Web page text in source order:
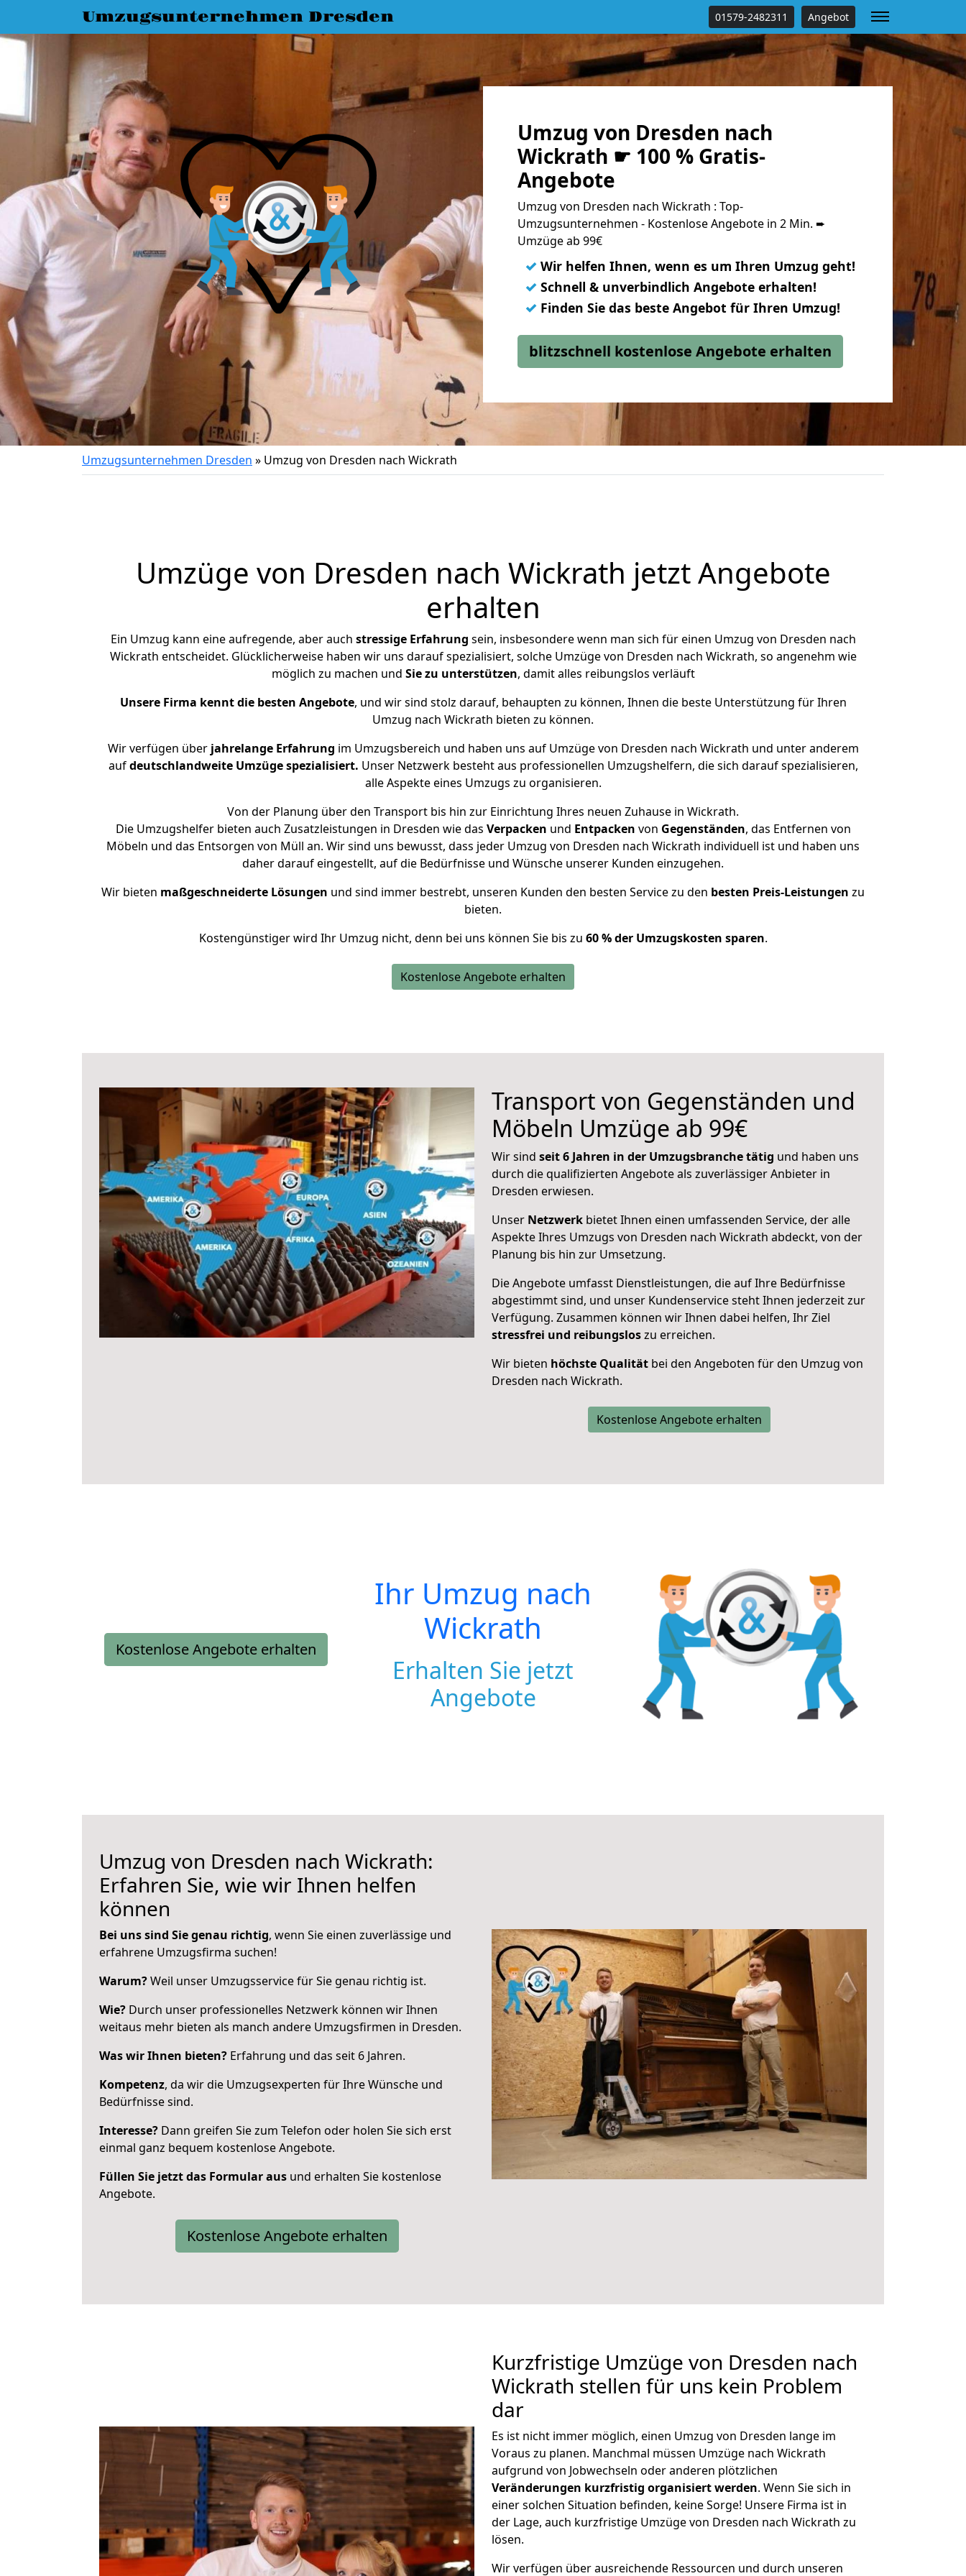
Umzugsunternehmen Dresden 01579-2482311 Angebot
Umzug von Dresden nach
Wickrath ☛ 100 % Gratis-
Angebote
Umzug von Dresden nach Wickrath : Top-
Umzugsunternehmen - Kostenlose Angebote in 2 Min. ➨
Umzüge ab 99€
✓ Wir helfen Ihnen, wenn es um Ihren Umzug geht!
✓ Schnell & unverbindlich Angebote erhalten!
✓ Finden Sie das beste Angebot für Ihren Umzug!
blitzschnell kostenlose Angebote erhalten
Umzugsunternehmen Dresden » Umzug von Dresden nach Wickrath
Umzüge von Dresden nach Wickrath jetzt Angebote
erhalten
Ein Umzug kann eine aufregende, aber auch stressige Erfahrung sein, insbesondere wenn man sich für einen Umzug von Dresden nach
Wickrath entscheidet. Glücklicherweise haben wir uns darauf spezialisiert, solche Umzüge von Dresden nach Wickrath, so angenehm wie
möglich zu machen und Sie zu unterstützen, damit alles reibungslos verläuft
Unsere Firma kennt die besten Angebote, und wir sind stolz darauf, behaupten zu können, Ihnen die beste Unterstützung für Ihren
Umzug nach Wickrath bieten zu können.
Wir verfügen überjahrelange Erfahrung im Umzugsbereich und haben uns auf Umzüge von Dresden nach Wickrath und unter anderem
aufdeutschlandweite Umzüge spezialisiert. Unser Netzwerk besteht aus professionellen Umzugshelfern, die sich darauf spezialisieren,
alle Aspekte eines Umzugs zu organisieren.
Von der Planung über den Transport bis hin zur Einrichtung Ihres neuen Zuhause in Wickrath.
Die Umzugshelfer bieten auch Zusatzleistungen in Dresden wie das Verpacken und Entpacken von Gegenständen, das Entfernen von
Möbeln und das Entsorgen von Müll an. Wir sind uns bewusst, dass jeder Umzug von Dresden nach Wickrath individuell ist und haben uns
daher darauf eingestellt, auf die Bedürfnisse und Wünsche unserer Kunden einzugehen.
Wir bieten maßgeschneiderte Lösungen und sind immer bestrebt, unseren Kunden den besten Service zu den besten Preis-Leistungen zu
bieten.
Kostengünstiger wird Ihr Umzug nicht, denn bei uns können Sie bis zu 60 % der Umzugskosten sparen.
Kostenlose Angebote erhalten
Transport von Gegenständen und
Möbeln Umzüge ab 99€
Wir sind seit 6 Jahren in der Umzugsbranche tätig und haben uns
durch die qualifizierten Angebote als zuverlässiger Anbieter in
Dresden erwiesen.
Unser Netzwerk bietet Ihnen einen umfassenden Service, der alle
Aspekte Ihres Umzugs von Dresden nach Wickrath abdeckt, von der
Planung bis hin zur Umsetzung.
Die Angebote umfasst Dienstleistungen, die auf Ihre Bedürfnisse
abgestimmt sind, und unser Kundenservice steht Ihnen jederzeit zur
Verfügung. Zusammen können wir Ihnen dabei helfen, Ihr Ziel
stressfrei und reibungsloszu erreichen.
Wir bieten höchste Qualität bei den Angeboten für den Umzug von
Dresden nach Wickrath.
Kostenlose Angebote erhalten
Kostenlose Angebote erhalten
Ihr Umzug nach
Wickrath
Erhalten Sie jetzt
Angebote
Umzug von Dresden nach Wickrath:
Erfahren Sie, wie wir Ihnen helfen
können
Bei uns sind Sie genau richtig, wenn Sie einen zuverlässige und
erfahrene Umzugsfirma suchen!
Warum?Weil unser Umzugsservice für Sie genau richtig ist.
Wie? Durch unser professionelles Netzwerk können wir Ihnen
weitaus mehr bieten als manch andere Umzugsfirmen in Dresden.
Was wir Ihnen bieten? Erfahrung und das seit 6 Jahren.
Kompetenz, da wir die Umzugsexperten für Ihre Wünsche und
Bedürfnisse sind.
Interesse? Dann greifen Sie zum Telefon oder holen Sie sich erst
einmal ganz bequem kostenlose Angebote.
Füllen Sie jetzt das Formular aus und erhalten Sie kostenlose
Angebote.
Kostenlose Angebote erhalten
Kurzfristige Umzüge von Dresden nach
Wickrath stellen für uns kein Problem
dar
Es ist nicht immer möglich, einen Umzug von Dresden lange im
Voraus zu planen. Manchmal müssen Umzüge nach Wickrath
aufgrund von Jobwechseln oder anderen plötzlichen
Veränderungen kurzfristig organisiert werden. Wenn Sie sich in
einer solchen Situation befinden, keine Sorge! Unsere Firma ist in
der Lage, auch kurzfristige Umzüge von Dresden nach Wickrath zu
lösen.
Wir verfügen über ausreichende Ressourcen und durch unseren